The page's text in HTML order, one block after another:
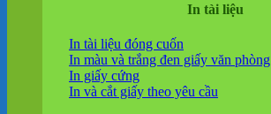
In tài liệu
In tài liệu đóng cuốn
In màu và trắng đen giấy văn phòng
In giấy cứng
In và cắt giấy theo yêu cầu